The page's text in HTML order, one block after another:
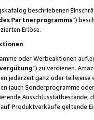
beschriebenen
Partnerprogramms“)
Erlöse.
oder Werbeaktionen
”) zu verdienen.
jederzeit ganz oder
(auch Sonderprogramme
Ausschlusstatbestände,
Produktverkäufe geltende